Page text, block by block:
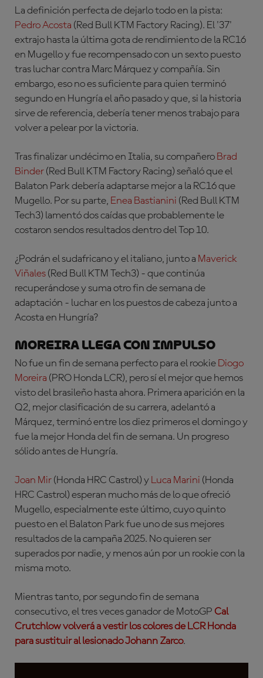
La definición perfecta de dejarlo todo en la pista:
Pedro Acosta (Red Bull KTM Factory Racing). El '37'
extrajo hasta la última gota de rendimiento de la RC16
en Mugello y fue recompensado con un sexto puesto
tras luchar contra Marc Márquez y compañía. Sin
embargo, eso no es suficiente para quien terminó
segundo en Hungría el año pasado y que, si la historia
sirve de referencia, debería tener menos trabajo para
volver a pelear por la victoria.
Tras finalizar undécimo en Italia, su compañero Brad
Binder (Red Bull KTM Factory Racing) señaló que el
Balaton Park debería adaptarse mejor a la RC16 que
Mugello. Por su parte, Enea Bastianini (Red Bull KTM
Tech3) lamentó dos caídas que probablemente le
costaron sendos resultados dentro del Top 10.
¿Podrán el sudafricano y el italiano, junto a Maverick
Viñales (Red Bull KTM Tech3) - que continúa
recuperándose y suma otro fin de semana de
adaptación - luchar en los puestos de cabeza junto a
Acosta en Hungría?
MOREIRA LLEGA CON IMPULSO
No fue un fin de semana perfecto para el rookie Diogo
Moreira (PRO Honda LCR), pero sí el mejor que hemos
visto del brasileño hasta ahora. Primera aparición en la
Q2, mejor clasificación de su carrera, adelantó a
Márquez, terminó entre los diez primeros el domingo y
fue la mejor Honda del fin de semana. Un progreso
sólido antes de Hungría.
Joan Mir (Honda HRC Castrol) y Luca Marini (Honda
HRC Castrol) esperan mucho más de lo que ofreció
Mugello, especialmente este último, cuyo quinto
puesto en el Balaton Park fue uno de sus mejores
resultados de la campaña 2025. No quieren ser
superados por nadie, y menos aún por un rookie con la
misma moto.
Mientras tanto, por segundo fin de semana
consecutivo, el tres veces ganador de MotoGP Cal
Crutchlowvolverá a vestir los colores de LCR Honda
para sustituir al lesionadoJohann Zarco.